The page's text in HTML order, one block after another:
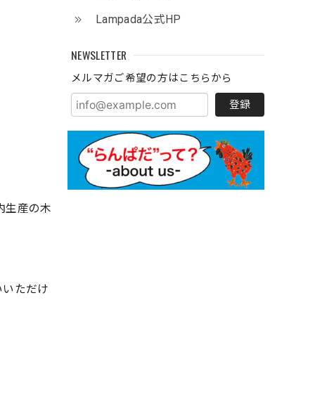
Lampada公式HP
NEWSLETTER
メルマガご希望の方はこちらから
登録
生産の木
ただけ